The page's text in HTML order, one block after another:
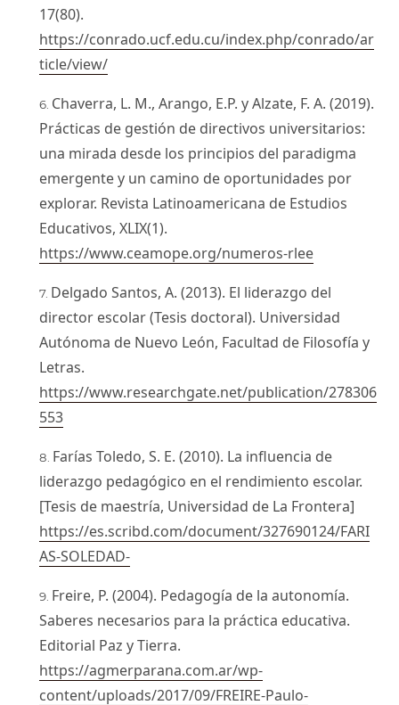
17(80).
https://conrado.ucf.edu.cu/index.php/conrado/ar
ticle/view/
Chaverra, L. M., Arango, E.P. y Alzate, F. A. (2019).
Prácticas de gestión de directivos universitarios:
una mirada desde los principios del paradigma
emergente y un camino de oportunidades por
explorar. Revista Latinoamericana de Estudios
Educativos, XLIX(1).
https://www.ceamope.org/numeros-rlee
Delgado Santos, A. (2013). El liderazgo del
director escolar (Tesis doctoral). Universidad
Autónoma de Nuevo León, Facultad de Filosofía y
Letras.
https://www.researchgate.net/publication/278306
553
Farías Toledo, S. E. (2010). La influencia de
liderazgo pedagógico en el rendimiento escolar.
[Tesis de maestría, Universidad de La Frontera]
https://es.scribd.com/document/327690124/FARI
AS-SOLEDAD-
Freire, P. (2004). Pedagogía de la autonomía.
Saberes necesarios para la práctica educativa.
Editorial Paz y Tierra.
https://agmerparana.com.ar/wp-
content/uploads/2017/09/FREIRE-Paulo-